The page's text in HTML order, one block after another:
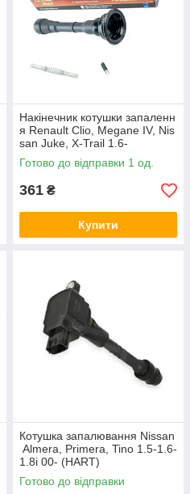
Накінечник котушки запаленн
я Renault Clio, Megane IV, Nis
san Juke, X-Trail 1.6-
2.0 (2010-) TESLA
Готово до відправки 1 од.
361 ₴
Купити
Котушка запалювання Nissan
Almera, Primera, Tino 1.5-1.6-
1.8i 00- (HART)
Готово до відправки